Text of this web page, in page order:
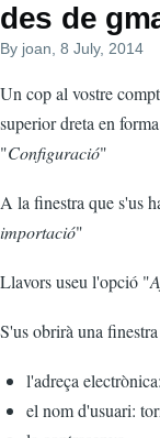
des de
By joan , 8 July, 2014
Un cop al vostre
superior dreta en
"Configuració"
A la finestra que s'us
importació"
Llavors useu l'opció "
S'us obrirà una
l'adreça electrònica:
el nom d'usuari: